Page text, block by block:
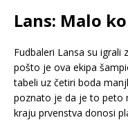
Lans: Malo
Fudbaleri Lansa su igrali
pošto je ova ekipa
tabeli uz četiri boda
poznato je da je to peto
kraju prvenstva donosi